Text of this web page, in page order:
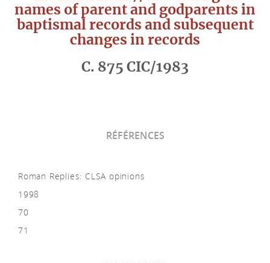
Connexion
names of parent and godparents in
baptismal records and subsequent
changes in records
C. 875 CIC/1983
RÉFÉRENCES
Roman Replies: CLSA opinions
1998
70
71